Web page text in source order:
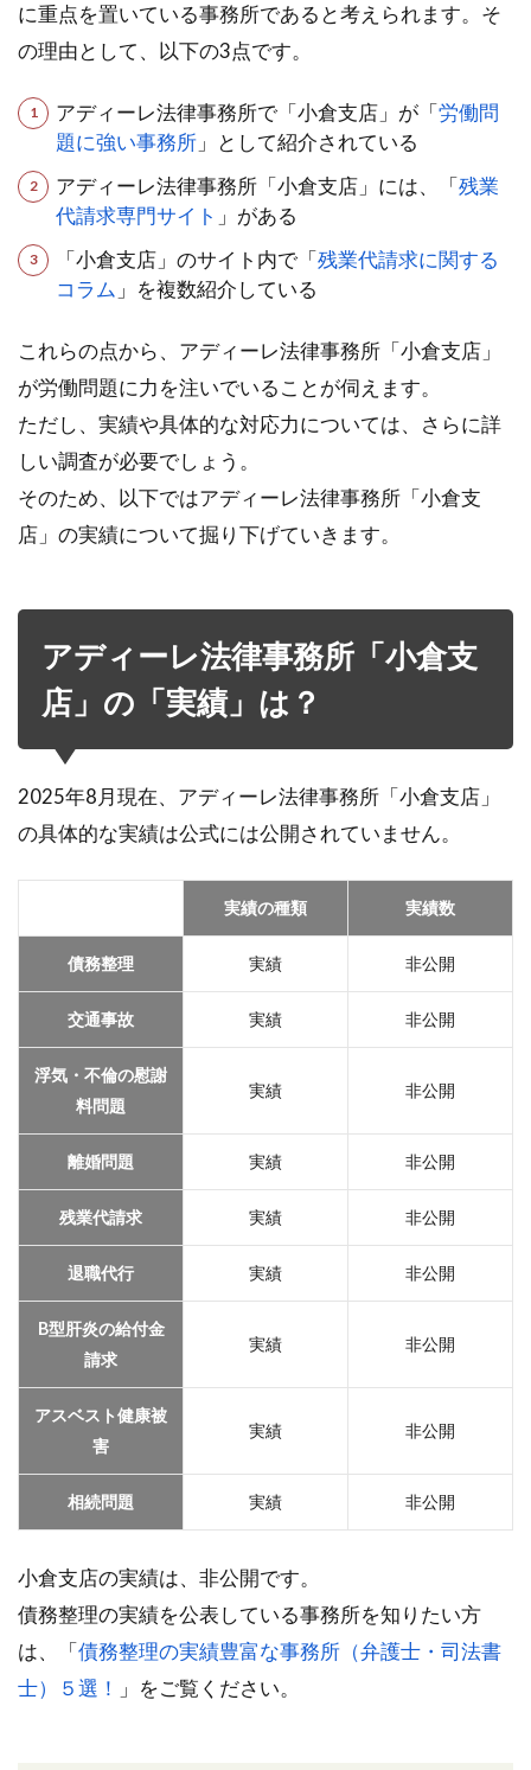
に重点を置いている事務所であると考えられます。そ
の理由として、以下の3点です。
アディーレ法律事務所で「小倉支店」が「労働問
題に強い事務所 」として紹介されている
アディーレ法律事務所「小倉支店」には、「残業
代請求専門サイト 」がある
「小倉支店」のサイト内で「残業代請求に関する
コラム 」を複数紹介している
これらの点から、アディーレ法律事務所「小倉支店」
が労働問題に力を注いでいることが伺えます。
ただし、実績や具体的な対応力については、さらに詳
しい調査が必要でしょう。
そのため、以下ではアディーレ法律事務所「小倉支
店」の実績について掘り下げていきます。
アディーレ法律事務所「小倉支
店」の「実績」は？
2025年8月現在、アディーレ法律事務所「小倉支店」
の具体的な実績は公式には公開されていません。
実績の種類 実績数
債務整理 実績 非公開
交通事故 実績 非公開
浮気・不倫の慰謝
料問題
実績 非公開
離婚問題 実績 非公開
残業代請求 実績 非公開
退職代行 実績 非公開
B型肝炎の給付金
請求
実績 非公開
アスベスト健康被
害
実績 非公開
相続問題 実績 非公開
小倉支店の実績は、非公開です。
債務整理の実績を公表している事務所を知りたい方
は、「債務整理の実績豊富な事務所（弁護士・司法書
士）５選！
」をご覧ください。